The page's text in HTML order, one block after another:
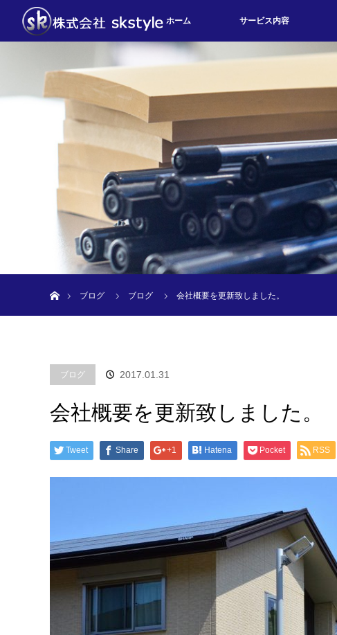
ホーム サービス内容
ブログ
ブログ 会社概要を更新致しました。
ブログ 2017.01.31
会社概要を更新致しました。
Tweet Share +1 Hatena Pocket RSS